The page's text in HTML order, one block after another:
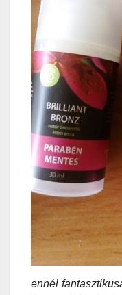
ennél